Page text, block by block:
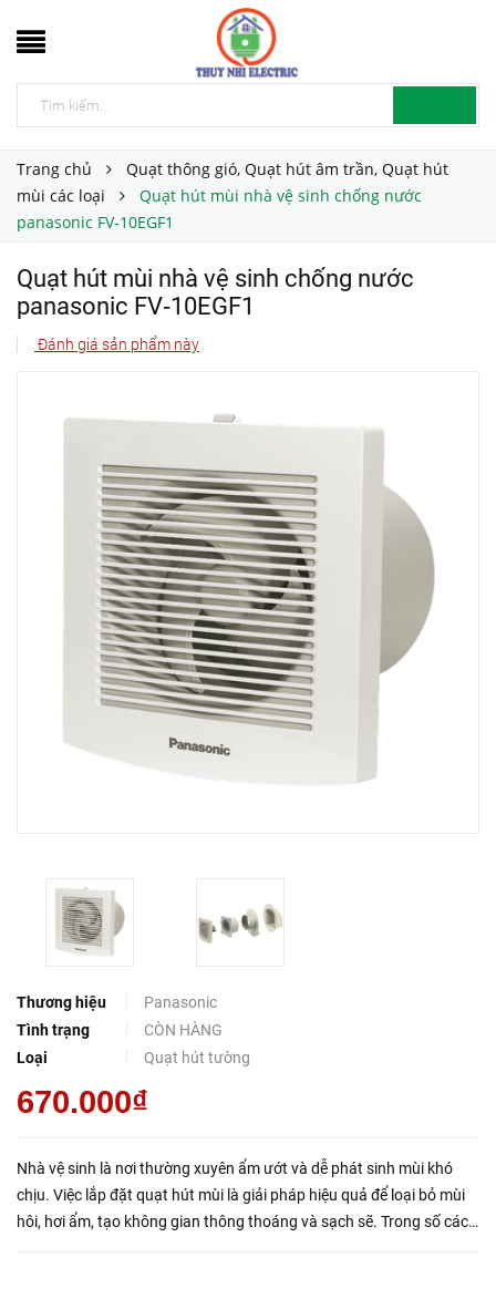
Trang chủ
Quạt thông gió, Quạt hút âm trần, Quạt hút
mùi các loại
Quạt hút mùi nhà vệ sinh chống nước
panasonic FV‑10EGF1
Quạt hút mùi nhà vệ sinh chống nước
panasonic FV‑10EGF1
Đánh giá sản phẩm này
Thương hiệu
Panasonic
Tình trạng
CÒN HÀNG
Loại
Quạt hút tường
670.000₫
Nhà vệ sinh là nơi thường xuyên ẩm ướt và dễ phát sinh mùi khó
chịu. Việc lắp đặt quạt hút mùi là giải pháp hiệu quả để loại bỏ mùi
hôi, hơi ẩm, tạo không gian thông thoáng và sạch sẽ. Trong số các